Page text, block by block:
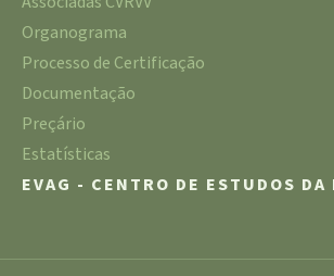
Organograma
Processo de Certificação
Documentação
Preçário
Estatísticas
EVAG - CENTRO DE ESTUDOS